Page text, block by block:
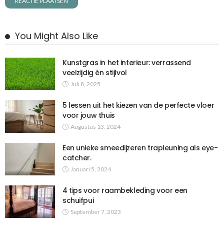
You Might Also Like
Kunstgras in het interieur: verrassend
veelzijdig én stijlvol
Juli 8, 2025
5 lessen uit het kiezen van de perfecte vloer
voor jouw thuis
Augustus 13, 2024
Een unieke smeedijzeren trapleuning als eye-
catcher.
Januari 5, 2024
4 tips voor raambekleding voor een
schuifpui
September 7, 2023